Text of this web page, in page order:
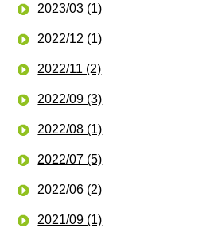
2023/03 (1)
2022/12 (1)
2022/11 (2)
2022/09 (3)
2022/08 (1)
2022/07 (5)
2022/06 (2)
2021/09 (1)